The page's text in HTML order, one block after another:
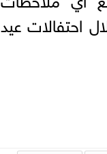
احتفالات عيد